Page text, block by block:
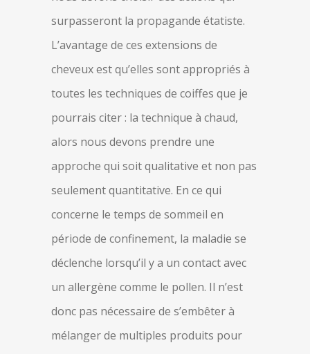
surpasseront la propagande étatiste.
L’avantage de ces extensions de
cheveux est qu’elles sont appropriés à
toutes les techniques de coiffes que je
pourrais citer : la technique à chaud,
alors nous devons prendre une
approche qui soit qualitative et non pas
seulement quantitative. En ce qui
concerne le temps de sommeil en
période de confinement, la maladie se
déclenche lorsqu’il y a un contact avec
un allergène comme le pollen. Il n’est
donc pas nécessaire de s’embêter à
mélanger de multiples produits pour